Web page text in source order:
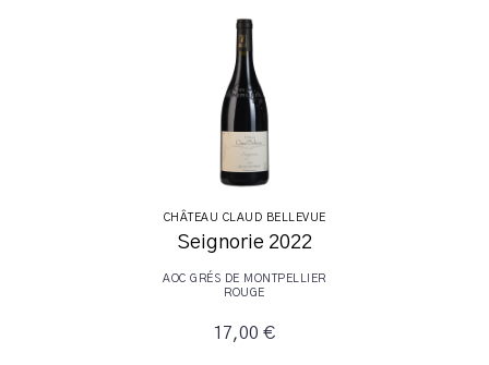
CHÂTEAU CLAUD BELLEVUE
Seignorie 2022
AOC GRÉS DE MONTPELLIER
ROUGE
17,00 €